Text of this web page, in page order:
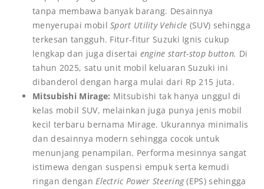
tanpa membawa banyak barang. Desainnya
menyerupai mobilSport Utility Vehicle (SUV) sehingga
terkesan tangguh. Fitur-fitur Suzuki Ignis cukup
lengkap dan juga disertai engine start-stop button. Di
tahun 2025, satu unit mobil keluaran Suzuki ini
dibanderol dengan harga mulai dari Rp 215 juta.
Mitsubishi Mirage: Mitsubishi tak hanya unggul di
kelas mobil SUV, melainkan juga punya jenis mobil
kecil terbaru bernama Mirage. Ukurannya minimalis
dan desainnya modern sehingga cocok untuk
menunjang penampilan. Performa mesinnya sangat
istimewa dengan suspensi empuk serta kemudi
ringan dengan Electric Power Steering(EPS) sehingga